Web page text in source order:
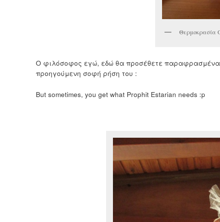
Θερμοκρασία
Ο φιλόσοφος εγώ, εδώ θα προσέθετε παραφρασμένα
προηγούμενη σοφή ρήση του :
But sometimes, you get what Prophit Estarian needs :p